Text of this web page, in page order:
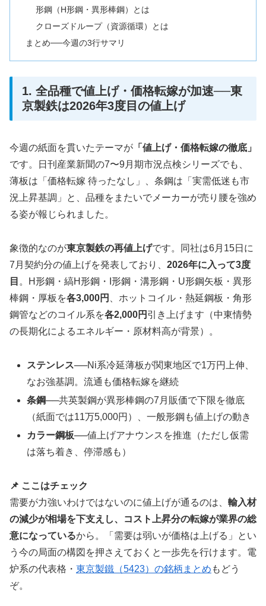
形鋼（H形鋼・異形棒鋼）とは
クローズドループ（資源循環）とは
まとめ──今週の3行サマリ
1. 全品種で値上げ・価格転嫁が加速──東
京製鉄は2026年3度目の値上げ
今週の紙面を貫いたテーマが 「値上げ・価格転嫁の徹底」
です。日刊産業新聞の7〜9月期市況点検シリーズでも、
薄板は「価格転嫁 待ったなし」、条鋼は「実需低迷も市
況上昇基調」と、品種をまたいでメーカーが売り腰を強め
る姿が報じられました。
象徴的なのが東京製鉄の再値上げです。同社は6月15日に
7月契約分の値上げを発表しており、 2026年に入って3度
目 。H形鋼・縞H形鋼・I形鋼・溝形鋼・U形鋼矢板・異形
棒鋼・厚板を各3,000円
、ホットコイル・熱延鋼板・角形
鋼管などのコイル系を各2,000円 引き上げます（中東情勢
の長期化によるエネルギー・原材料高が背景）。
ステンレス──Ni系冷延薄板が関東地区で1万円上伸、
なお強基調。流通も価格転嫁を継続
条鋼──共英製鋼が異形棒鋼の7月販価で下限を徹底
（紙面では11万5,000円）、一般形鋼も値上げの動き
カラー鋼板──値上げアナウンスを推進（ただし仮需
は落ち着き、停滞感も）
📌 ここはチェック
需要が力強いわけではないのに値上げが通るのは、 輸入材
の減少が相場を下支えし、コスト上昇分の転嫁が業界の総
意になっているから。「需要は弱いが価格は上げる」とい
う今の局面の構図を押さえておくと一歩先を行けます。電
炉系の代表格・ 東京製鐵（5423）の銘柄まとめ もどう
ぞ。